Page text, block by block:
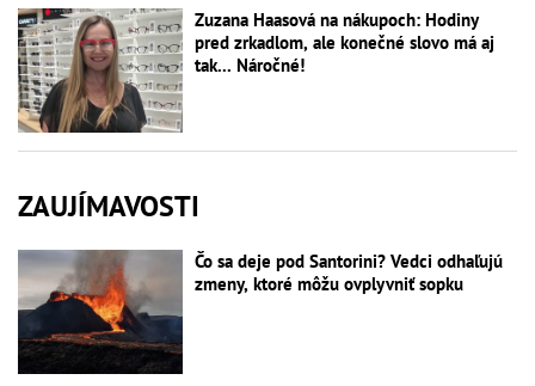
Zuzana Haasová na nákupoch: Hodiny
pred zrkadlom, ale konečné slovo má aj
tak... Náročné!
ZAUJÍMAVOSTI
Čo sa deje pod Santorini? Vedci odhaľujú
zmeny, ktoré môžu ovplyvniť sopku